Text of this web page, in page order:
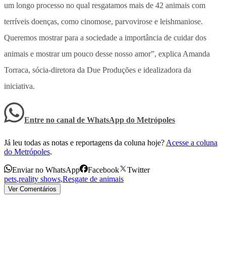
um longo processo no qual resgatamos mais de 42 animais com
terríveis doenças, como cinomose, parvovirose e leishmaniose.
Queremos mostrar para a sociedade a importância de cuidar dos
animais e mostrar um pouco desse nosso amor”, explica Amanda
Torraca, sócia-diretora da Due Produções e idealizadora da
iniciativa.
Entre no canal de WhatsApp do Metrópoles
Já leu todas as notas e reportagens da coluna hoje? Acesse a coluna
do Metrópoles.
Enviar no WhatsApp Facebook
Twitter
pets,reality shows,Resgate de animais
Ver Comentários